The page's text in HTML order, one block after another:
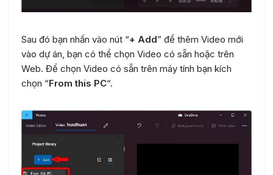
Sau đó bạn nhấn vào nút “+ Add” để thêm Video mới
vào dự án, bạn có thể chọn Video có sẵn hoặc trên
Web. Để chọn Video có sẵn trên máy tính bạn kích
chọn “From this PC“.